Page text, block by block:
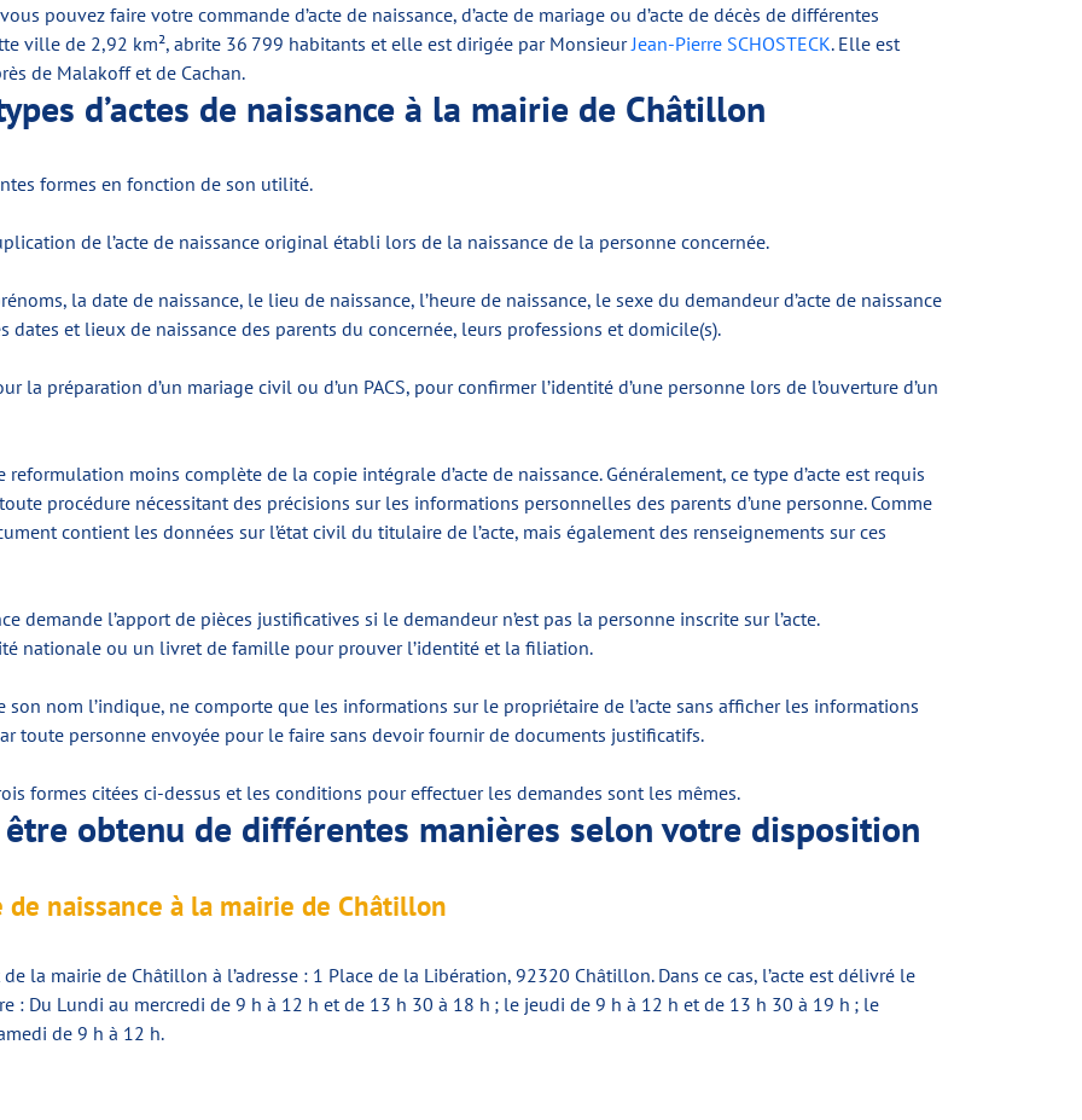
pouvez faire votre commande d’acte de naissance, d’acte de mariage ou d’acte de décès de différentes
ville de 2,92 km², abrite 36 799 habitants et elle est dirigée par MonsieurJean-Pierre SCHOSTECK. Elle est
de Malakoff et de Cachan.
d’actes de naissance à la mairie de Châtillon
formes en fonction de son utilité.
de l’acte de naissance original établi lors de la naissance de la personne concernée.
la date de naissance, le lieu de naissance, l’heure de naissance, le sexe du demandeur d’acte de naissance
dates et lieux de naissance des parents du concernée, leurs professions et domicile(s).
la préparation d’un mariage civil ou d’un PACS, pour confirmer l’identité d’une personne lors de l’ouverture d’un
reformulation moins complète de la copie intégrale d’acte de naissance. Généralement, ce type d’acte est requis
procédure nécessitant des précisions sur les informations personnelles des parents d’une personne. Comme
contient les données sur l’état civil du titulaire de l’acte, mais également des renseignements sur ces
demande l’apport de pièces justificatives si le demandeur n’est pas la personne inscrite sur l’acte.
nationale ou un livret de famille pour prouver l’identité et la filiation.
son nom l’indique, ne comporte que les informations sur le propriétaire de l’acte sans afficher les informations
toute personne envoyée pour le faire sans devoir fournir de documents justificatifs.
formes citées ci-dessus et les conditions pour effectuer les demandes sont les mêmes.
obtenu de différentes manières selon votre disposition
naissance à la mairie de Châtillon
la mairie de Châtillon à l’adresse : 1 Place de la Libération, 92320 Châtillon. Dans ce cas, l’acte est délivré le
: Du Lundi au mercredi de 9 h à 12 h et de 13 h 30 à 18 h ; le jeudi de 9 h à 12 h et de 13 h 30 à 19 h ; le
de 9 h à 12 h.